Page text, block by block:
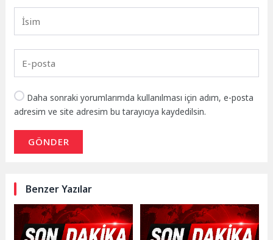
Daha sonraki yorumlarımda kullanılması için adım, e-posta
adresim ve site adresim bu tarayıcıya kaydedilsin.
GÖNDER
Benzer Yazılar